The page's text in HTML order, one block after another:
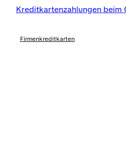
Kreditkartenzahlungen beim
du beachten solltest.
Firmenkreditkarten